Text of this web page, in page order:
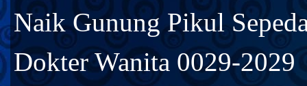
Naik Gunung Pikul
Dokter Wanita 0029-2029